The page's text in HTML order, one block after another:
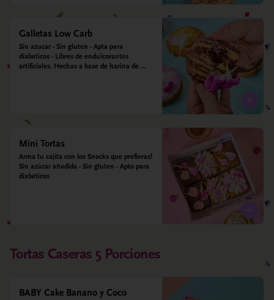
Galletas Low Carb
Sin azucar - Sin gluten - Apta para
diabeticos - Libres de endulcorantes
artificiales. Hechas a base de harina de
Mini Tortas
Arma tu cajita con los Snacks que prefieras!
Sin azúcar añadida - Sin gluten - Apto para
diabéticos
Tortas Caseras 5 Porciones
BABY Cake Banano y Coco